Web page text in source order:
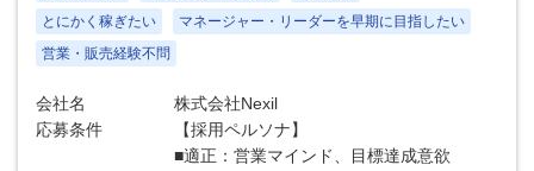
とにかく稼ぎたい
マネージャー・リーダーを早期に目指したい
営業・販売経験不問
会社名
株式会社Nexil
応募条件
【採用ペルソナ】
■適正：営業マインド、目標達成意欲